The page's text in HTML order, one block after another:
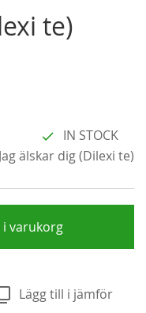
te)
IN STOCK
Jag älskar dig (Dilexi te)
i varukorg
Lägg till i jämför